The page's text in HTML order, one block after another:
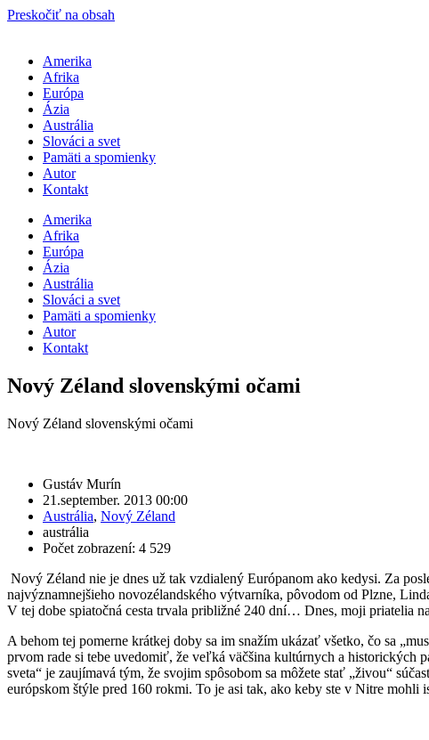
Preskočiť na obsah
Amerika
Afrika
Európa
Ázia
Austrália
Slováci a svet
Pamäti a spomienky
Autor
Kontakt
Amerika
Afrika
Európa
Ázia
Austrália
Slováci a svet
Pamäti a spomienky
Autor
Kontakt
Nový Zéland slovenskými očami
Nový Zéland slovenskými očami
Gustáv Murín
21.september. 2013 00:00
Austrália, Nový Zéland
austrália
Počet zobrazení: 4 529
Nový Zéland nie je dnes už tak vzdialený Európanom ako kedysi. Za
najvýznamnejšieho novozélandského výtvarníka, pôvodom od Plzne,
V tej dobe spiatočná cesta trvala približné 240 dní… Dnes, moji priatelia
A behom tej pomerne krátkej doby sa im snažím ukázať všetko, čo sa
prvom rade si tebe uvedomiť, že veľká väčšina kultúrnych a historických
sveta“ je zaujímavá tým, že svojim spôsobom sa môžete stať „živou“
európskom štýle pred 160 rokmi. To je asi tak, ako keby ste v Nitre